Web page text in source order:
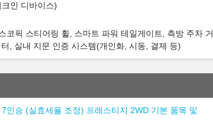
인 디바이스)
코픽 스티어링 휠, 스마트 파워 테일게이트, 측방 주차
, 실내 지문 인증 시스템(개인화, 시동, 결제 등)
인승 (실효세율 조정) 프레스티지 2WD 기본 품목 및